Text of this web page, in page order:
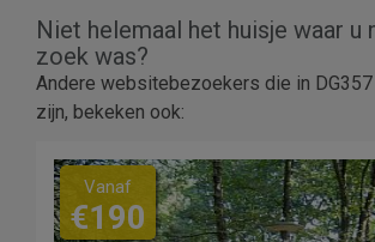
Niet helemaal het huisje waar u
zoek was?
Andere websitebezoekers die in
zijn, bekeken ook:
Vanaf
€190